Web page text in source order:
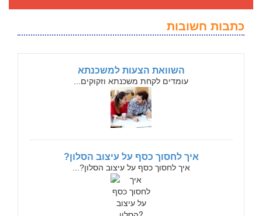
כתבות חשובות
השוואת הצעות למשכנתא
עומדים לקחת משכנתא וזקוקים...
איך לחסוך כסף על עיצוב הסלון?
איך לחסוך כסף על עיצוב הסלון?...